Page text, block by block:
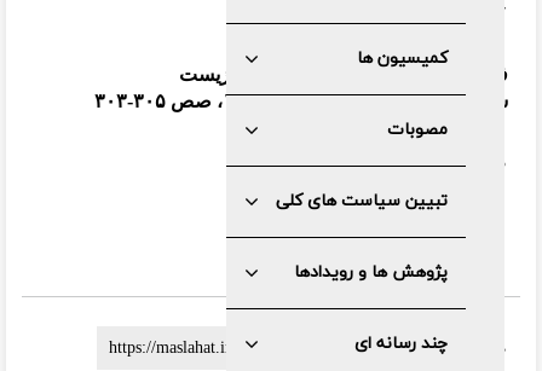
کمیسیون ها
مصوبات
تبیین سیاست های کلی
پژوهش ها و رویدادها
چند رسانه ای
كميته
فصلنامه سیاست کلان؛ ویژه محیط زیست
سال چهارم، شماره پنجم، پاییز ۱۳۹۴، صص ۳۰۵-۳۰۳
دریافتpdf
لینک کوتاه :